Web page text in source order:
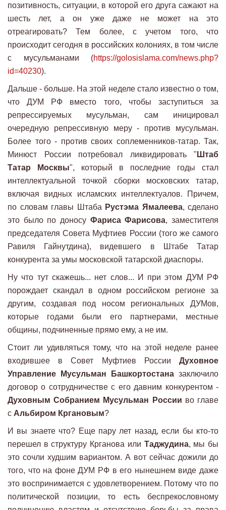
позитивность, ситуации, в которой его друга сажают на
шесть лет, а он уже даже не может на это
отреагировать? Тем более, с учетом того, что
происходит сегодня в российских колониях, в том числе
с мусульманами (https://golosislama.com/news.php?
id=40230).
Дальше - больше. На этой неделе стало известно о том,
что ДУМ РФ вместо того, чтобы заступиться за
репрессируемых мусульман, сам иницировал
очередную репрессивную меру - против мусульман.
Более того - против своих соплеменников-татар. Так,
Минюст России потребовал ликвидировать " Штаб
Татар Москвы", который в последние годы стал
интеллектуальной точкой сборки московских татар,
включая видных исламских интеллектуалов. Причем,
по словам главы Штаба Рустэма Ямалеева, сделано
это было по доносу Фариса Фарисова, заместителя
председателя Совета Муфтиев России (того же самого
Равиля Гайнутдина), видевшего в Штабе Татар
конкурента за умы московской татарской диаспоры.
Ну что тут скажешь... нет слов... И при этом ДУМ РФ
порождает скандал в одном российском регионе за
другим, создавая под носом региональных ДУМов,
которые годами были его партнерами, местные
общины, подчиненные прямо ему, а не им.
Стоит ли удивляться тому, что на этой неделе ранее
входившее в Совет Муфтиев России Духовное
Управление Мусульман Башкортостана заключило
договор о сотрудничестве с его давним конкурентом -
Духовным Собранием Мусульман России во главе
с Альбиром Кргановым?
И вы знаете что? Еще пару лет назад, если бы кто-то
перешел в структуру Крганова или Таджудина, мы бы
это сочли худшим вариантом. А вот сейчас дожили до
того, что на фоне ДУМ РФ в его нынешнем виде даже
это воспринимается с удовлетворением. Потому что по
политической позиции, то есть беспрекословному